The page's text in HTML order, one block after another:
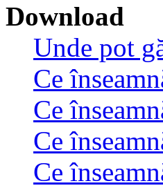
Download
Unde pot
Ce
Ce
Ce
Ce